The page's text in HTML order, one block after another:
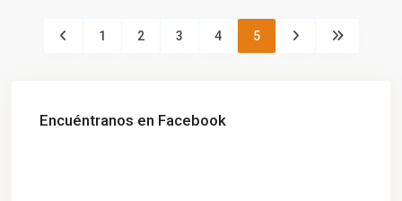
1 2 3 4 5
Encuéntranos en Facebook